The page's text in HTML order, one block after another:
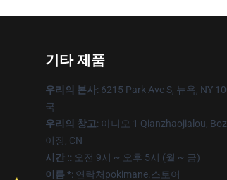
기타 제품
우리의 본사: 6215 Park Ave S, 뉴욕, NY
국
우리의 창고: 아니오 1 Qianzhaojialou,
이징, CN
시간 :: 오전 9시 ~ 오후 5시 (월 ~ 금)
이름 *: 연락처pokimane.스토어